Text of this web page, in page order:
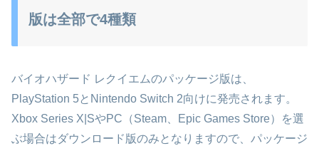
版は全部で4種類
バイオハザード レクイエムのパッケージ版は、
PlayStation 5とNintendo Switch 2向けに発売されます。
Xbox Series X|SやPC（Steam、Epic Games Store）を選
ぶ場合はダウンロード版のみとなりますので、パッケージ